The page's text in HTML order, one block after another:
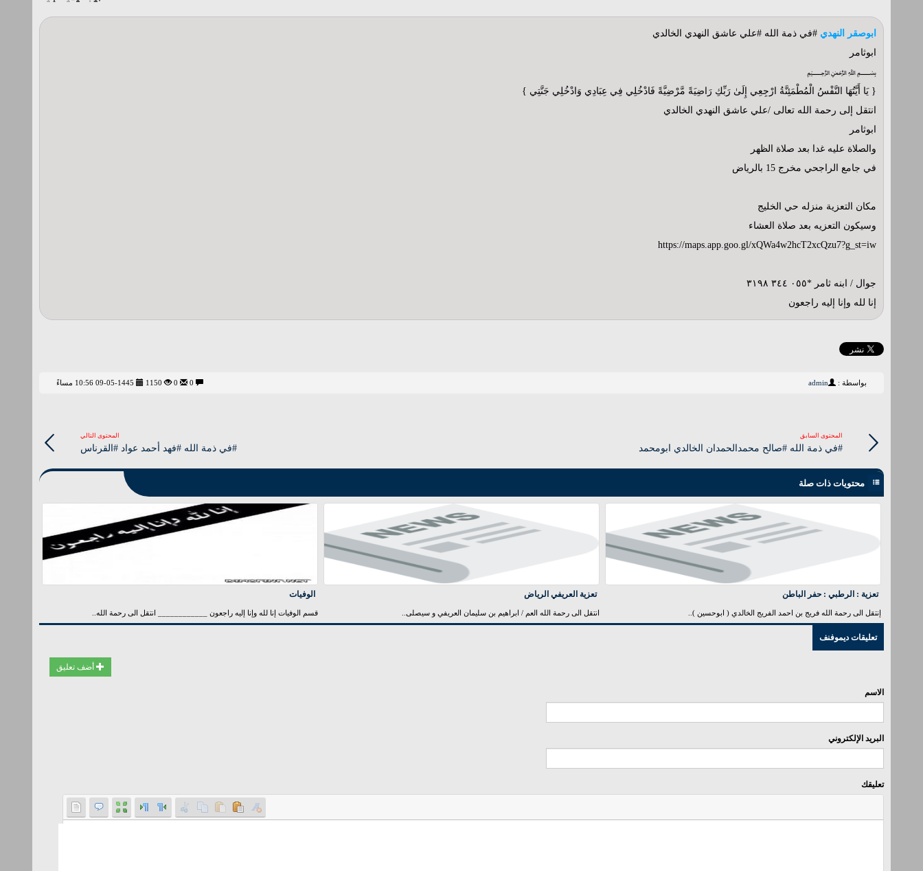
ابوصقر النهدي #في ذمة الله #علي عاشق النهدي الخالدي
ابوثامر
﷽
{ يَا أَيَّتُهَا النَّفْسُ الْمُطْمَئِنَّةُ ارْجِعِي إِلَىٰ رَبِّكِ رَاضِيَةً مَّرْضِيَّةً فَادْخُلِي فِي عِبَادِي وَادْخُلِي جَنَّتِي }
انتقل إلى رحمة الله تعالى /علي عاشق النهدي الخالدي
ابوثامر
والصلاة عليه غدا بعد صلاة الظهر
في جامع الراجحي مخرج 15 بالرياض
مكان التعزية منزله حي الخليج
وسيكون التعزيه بعد صلاة العشاء
https://maps.app.goo.gl/xQWa4w2hcT2xcQzu7?g_st=iw
جوال / ابنه ثامر *٠٥٥ ٣٤٤ ٣١٩٨‬
إنا لله وإنا إليه راجعون
بواسطة : admin
1150
المحتوى السابق
#في ذمة الله #صالح محمدالحمدان الخالدي ابومحمد
المحتوى التالي
#في ذمة الله #فهد أحمد عواد #القرناس
محتويات ذات صلة
تعزية : الرطبي : حفر الباطن
إنتقل الى رحمة الله فريج بن احمد الفريج الخالدي ( ابوحسين )..
تعزية العريفي الرياض
انتقل الى رحمة الله العم / ابراهيم بن سليمان العريفي و سيصلى..
الوفيات
قسم الوفيات إنا لله وإنا إليه راجعون ____________ انتقل الى رحمة الله..
تعليقات ديموفنف
أضف تعليق
الاسم
البريد الإلكتروني
تعليقك